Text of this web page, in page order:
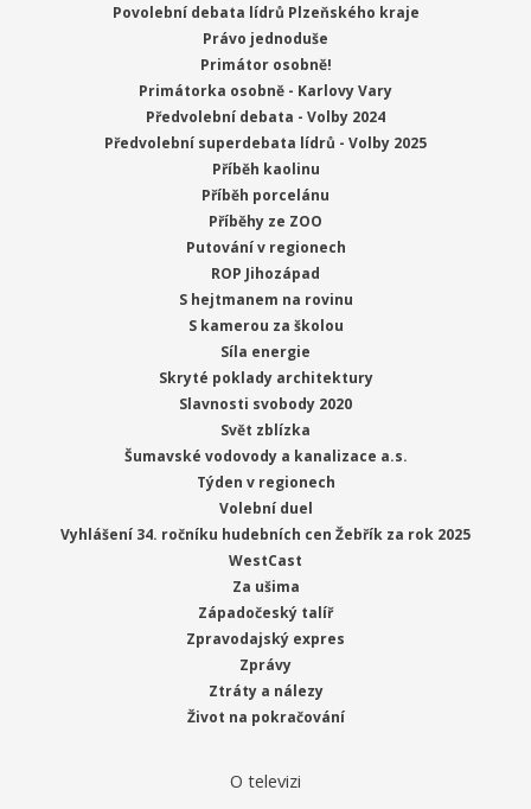
Povolební debata lídrů Plzeňského kraje
Právo jednoduše
Primátor osobně!
Primátorka osobně - Karlovy Vary
Předvolební debata - Volby 2024
Předvolební superdebata lídrů - Volby 2025
Příběh kaolinu
Příběh porcelánu
Příběhy ze ZOO
Putování v regionech
ROP Jihozápad
S hejtmanem na rovinu
S kamerou za školou
Síla energie
Skryté poklady architektury
Slavnosti svobody 2020
Svět zblízka
Šumavské vodovody a kanalizace a.s.
Týden v regionech
Volební duel
Vyhlášení 34. ročníku hudebních cen Žebřík za rok 2025
WestCast
Za ušima
Západočeský talíř
Zpravodajský expres
Zprávy
Ztráty a nálezy
Život na pokračování
O televizi